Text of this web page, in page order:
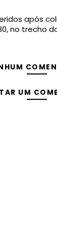
após
no trecho
UM